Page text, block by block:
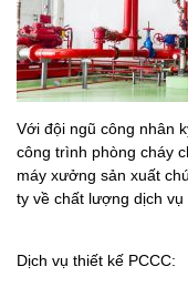
Với đội ngũ công nhân
công trình phòng cháy
máy xưởng sản xuất
ty về chất lượng dịch vụ
Dịch vụ thiết kế PCCC: